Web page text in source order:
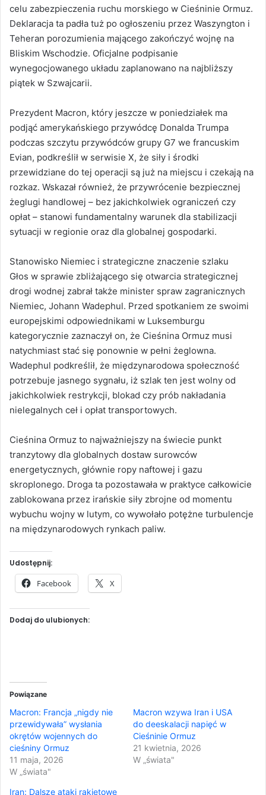
celu zabezpieczenia ruchu morskiego w Cieśninie Ormuz.
Deklaracja ta padła tuż po ogłoszeniu przez Waszyngton i
Teheran porozumienia mającego zakończyć wojnę na
Bliskim Wschodzie. Oficjalne podpisanie
wynegocjowanego układu zaplanowano na najbliższy
piątek w Szwajcarii.
Prezydent Macron, który jeszcze w poniedziałek ma
podjąć amerykańskiego przywódcę Donalda Trumpa
podczas szczytu przywódców grupy G7 we francuskim
Evian, podkreślił w serwisie X, że siły i środki
przewidziane do tej operacji są już na miejscu i czekają na
rozkaz. Wskazał również, że przywrócenie bezpiecznej
żeglugi handlowej – bez jakichkolwiek ograniczeń czy
opłat – stanowi fundamentalny warunek dla stabilizacji
sytuacji w regionie oraz dla globalnej gospodarki.
Stanowisko Niemiec i strategiczne znaczenie szlaku
Głos w sprawie zbliżającego się otwarcia strategicznej
drogi wodnej zabrał także minister spraw zagranicznych
Niemiec, Johann Wadephul. Przed spotkaniem ze swoimi
europejskimi odpowiednikami w Luksemburgu
kategorycznie zaznaczył on, że Cieśnina Ormuz musi
natychmiast stać się ponownie w pełni żeglowna.
Wadephul podkreślił, że międzynarodowa społeczność
potrzebuje jasnego sygnału, iż szlak ten jest wolny od
jakichkolwiek restrykcji, blokad czy prób nakładania
nielegalnych ceł i opłat transportowych.
Cieśnina Ormuz to najważniejszy na świecie punkt
tranzytowy dla globalnych dostaw surowców
energetycznych, głównie ropy naftowej i gazu
skroplonego. Droga ta pozostawała w praktyce całkowicie
zablokowana przez irańskie siły zbrojne od momentu
wybuchu wojny w lutym, co wywołało potężne turbulencje
na międzynarodowych rynkach paliw.
Udostępnij:
Facebook X
Dodaj do ulubionych:
Powiązane
Macron: Francja „nigdy nie
przewidywała” wysłania
okrętów wojennych do
cieśniny Ormuz
11 maja, 2026
W „świata"
Macron wzywa Iran i USA
do deeskalacji napięć w
Cieśninie Ormuz
21 kwietnia, 2026
W „świata"
Iran: Dalsze ataki rakietowe